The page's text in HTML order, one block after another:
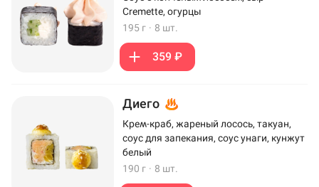
Cremette, огурцы
195 г · 8 шт.
359 ₽
Диего
Крем-краб, жареный лосось, такуан,
соус для запекания, соус унаги, кунжут
белый
190 г · 8 шт.